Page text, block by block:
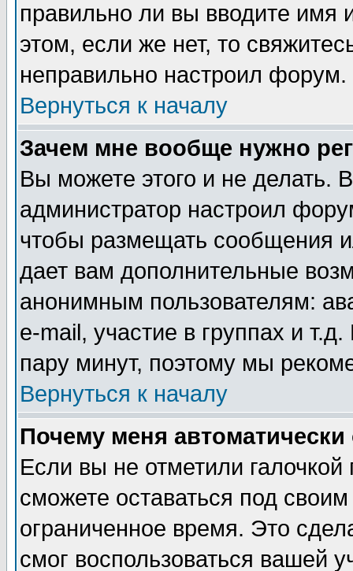
правильно ли вы вводите
этом, если же нет, то
неправильно настроил форум.
Вернуться к началу
Зачем мне вообще нужно
Вы можете этого и не делать.
администратор настроил
чтобы размещать сообщения
дает вам дополнительные
анонимным пользователям:
e-mail, участие в группах и
пару минут, поэтому мы
Вернуться к началу
Почему меня автоматически
Если вы не отметили галочкой
сможете оставаться под
ограниченное время. Это
смог воспользоваться вашей